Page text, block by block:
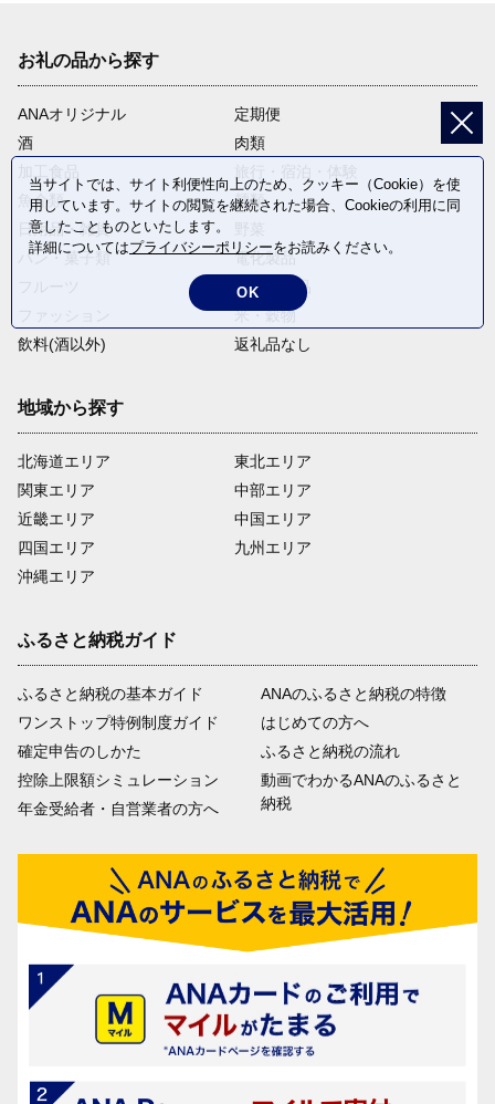
お礼の品から探す
ANAオリジナル
定期便
酒
肉類
魚介類
麺類
日用品・雑貨
パン・菓子類
電化製品
卵・乳製品
米・穀物
飲料(酒以外)
返礼品なし
地域から探す
北海道エリア
関東エリア
近畿エリア
四国エリア
沖縄エリア
東北エリア
中部エリア
中国エリア
九州エリア
ふるさと納税ガイド
ふるさと納税の基本ガイド
ワンストップ特例制度ガイド
確定申告のしかた
控除上限額シミュレーション
年金受給者・自営業者の方へ
ANAのふるさと納税の特徴
はじめての方へ
ふるさと納税の流れ
動画でわかるANAのふるさと
納税
当サイトでは、サイト利便性向上のため、クッキー（Cookie）を使
用しています。サイトの閲覧を継続された場合、Cookieの利用に同
意したことものといたします。
詳細についてはプライバシーポリシーをお読みください。
OK